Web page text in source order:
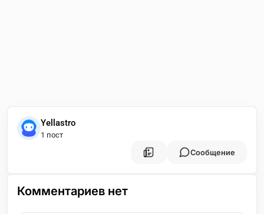
Yellastro
1 пост
Сообщение
Комментариев нет